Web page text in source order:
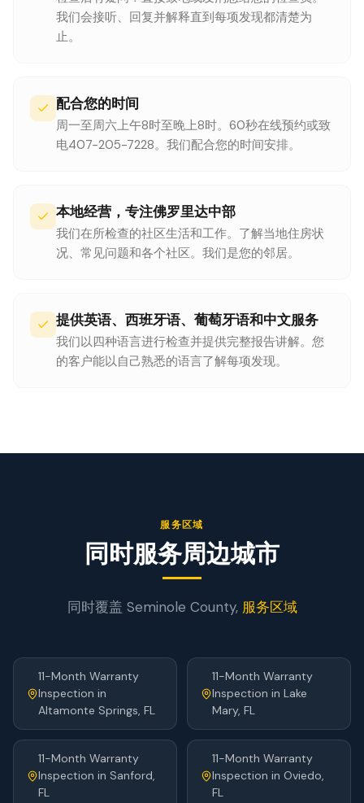
我们会接听、回复并解释直到每项发现都清楚为
止。
配合您的时间
周一至周六上午8时至晚上8时。60秒在线预约或致
电407-205-7228。我们配合您的时间安排。
本地经营，专注佛罗里达中部
我们在所检查的社区生活和工作。了解当地住房状
况、常见问题和各个社区。我们是您的邻居。
提供英语、西班牙语、葡萄牙语和中文服务
我们以四种语言进行检查并提供完整报告讲解。您
的客户能以自己熟悉的语言了解每项发现。
服务区域
同时服务周边城市
同时覆盖 Seminole County, 服务区域
11-Month Warranty
Inspection in
Altamonte Springs, FL
11-Month Warranty
Inspection in Lake
Mary, FL
11-Month Warranty
Inspection in Sanford,
FL
11-Month Warranty
Inspection in Oviedo,
FL